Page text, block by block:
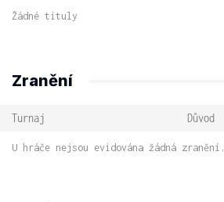
Žádné tituly
Zranění
Turnaj Důvod
U hráče nejsou evidována žádná zranění.